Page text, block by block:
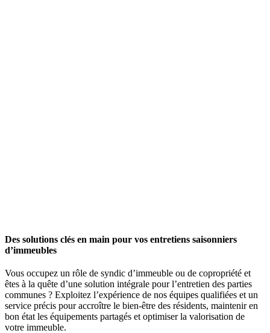
Des solutions clés en main pour vos entretiens saisonniers
d’immeubles
Vous occupez un rôle de syndic d’immeuble ou de copropriété et
êtes à la quête d’une solution intégrale pour l’entretien des parties
communes ? Exploitez l’expérience de nos équipes qualifiées et un
service précis pour accroître le bien-être des résidents, maintenir en
bon état les équipements partagés et optimiser la valorisation de
votre immeuble.